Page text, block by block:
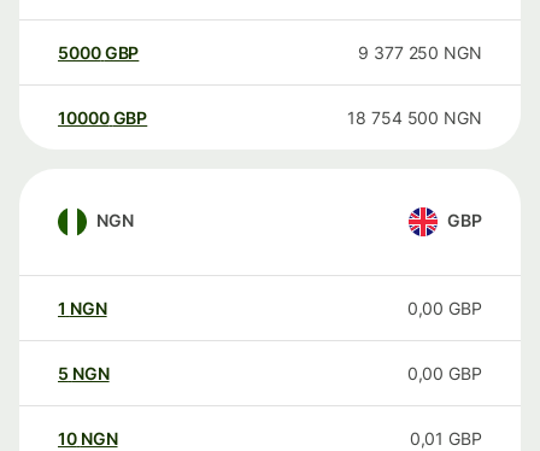
5000GBP 9 377 250 NGN
10000 GBP 18 754 500 NGN
NGN GBP
1 NGN 0,00 GBP
5 NGN 0,00 GBP
10 NGN 0,01 GBP